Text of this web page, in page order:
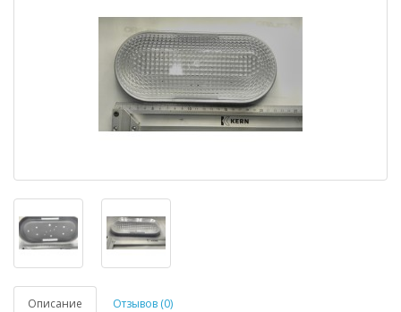
Описание Отзывов (0)